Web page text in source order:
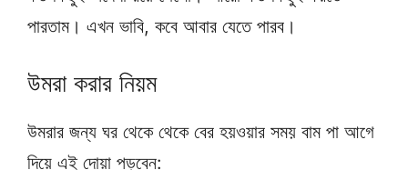
পারতাম। এখন ভাবি, কবে আবার যেতে পারব।
উমরা করার নিয়ম
উমরার জন্য ঘর থেকে থেকে বের হয়ওয়ার সময় বাম পা আগে
দিয়ে এই দোয়া পড়বেন: